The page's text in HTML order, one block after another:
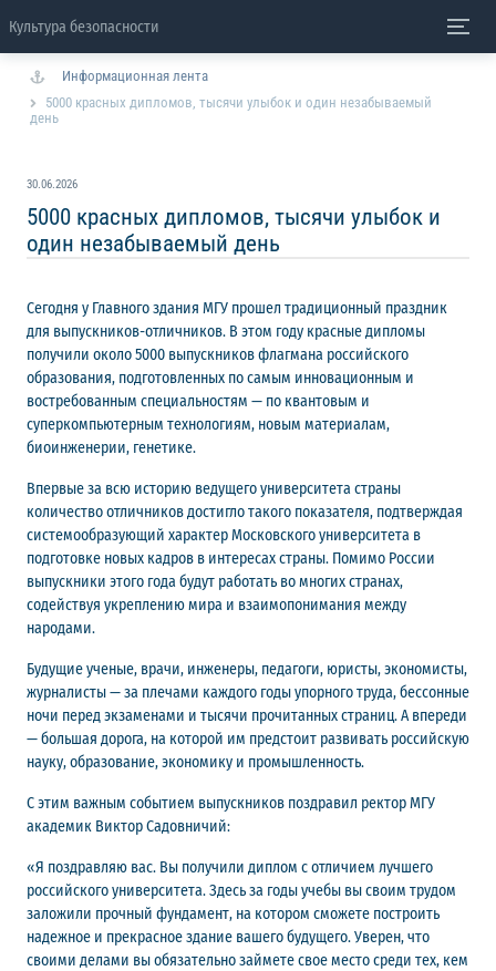
Культура безопасности
Информационная лента
5000 красных дипломов, тысячи улыбок и один незабываемый
день
30.06.2026
5000 красных дипломов, тысячи улыбок и
один незабываемый день
Сегодня у Главного здания МГУ прошел традиционный праздник
для выпускников-отличников. В этом году красные дипломы
получили около 5000 выпускников флагмана российского
образования, подготовленных по самым инновационным и
востребованным специальностям — по квантовым и
суперкомпьютерным технологиям, новым материалам,
биоинженерии, генетике.
Впервые за всю историю ведущего университета страны
количество отличников достигло такого показателя, подтверждая
системообразующий характер Московского университета в
подготовке новых кадров в интересах страны. Помимо России
выпускники этого года будут работать во многих странах,
содействуя укреплению мира и взаимопонимания между
народами.
Будущие ученые, врачи, инженеры, педагоги, юристы, экономисты,
журналисты — за плечами каждого годы упорного труда, бессонные
ночи перед экзаменами и тысячи прочитанных страниц. А впереди
— большая дорога, на которой им предстоит развивать российскую
науку, образование, экономику и промышленность.
С этим важным событием выпускников поздравил ректор МГУ
академик Виктор Садовничий:
«Я поздравляю вас. Вы получили диплом с отличием лучшего
российского университета. Здесь за годы учебы вы своим трудом
заложили прочный фундамент, на котором сможете построить
надежное и прекрасное здание вашего будущего. Уверен, что
своими делами вы обязательно займете свое место среди тех, кем